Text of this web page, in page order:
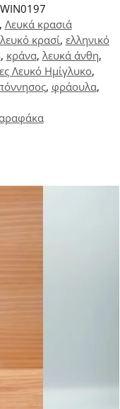
, Λευκά κρασιά
κρασί, ελληνικό
, κράνα, λευκά άνθη,
Λευκό Ημίγλυκο,
, φράουλα,